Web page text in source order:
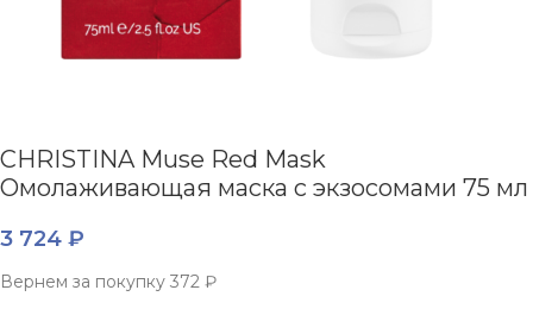
CHRISTINA Muse Red Mask
Омолаживающая маска с экзосомами 75 мл
3 724 ₽
Вернем за покупку 372 ₽